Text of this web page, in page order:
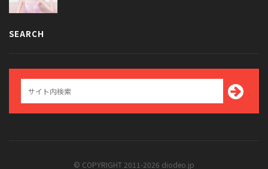
SEARCH
© COPYRIGHT 2011-2026 diodeo.jp